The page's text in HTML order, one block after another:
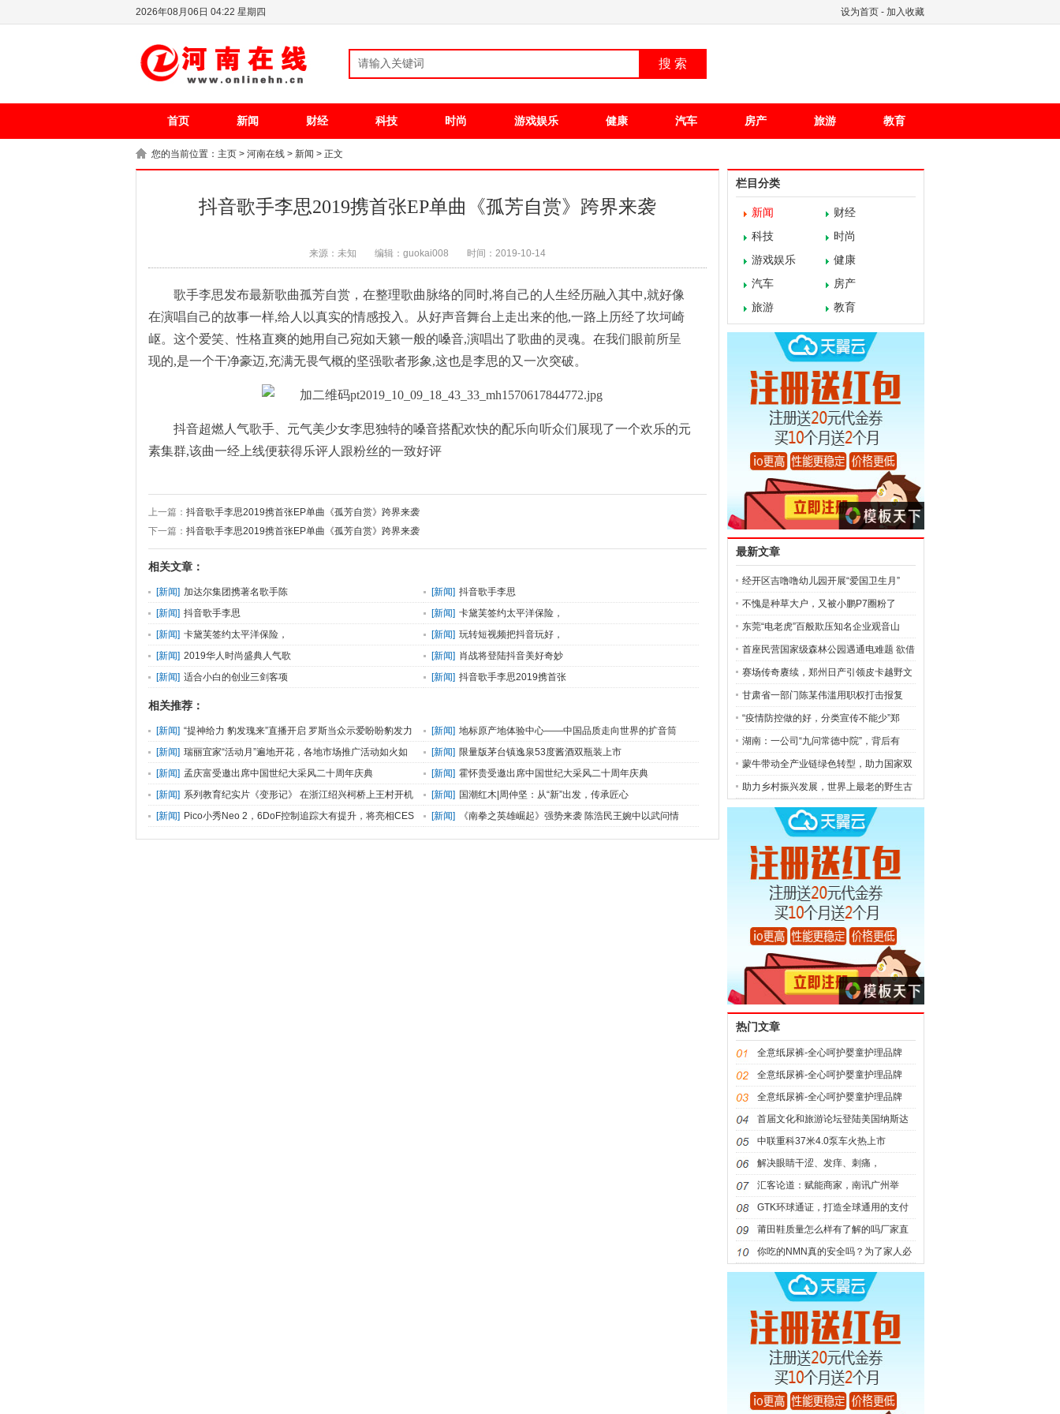
设为首页 - 加入收藏
2026年08月06日 04:22 星期四
搜 索
首页 新闻 财经 科技 时尚 游戏娱乐 健康 汽车 房产 旅游 教育
您的当前位置： 主页 > 河南在线 > 新闻 > 正文
抖音歌手李思2019携首张EP单曲《孤芳自赏》跨界来袭
来源：未知 编辑：guokai008 时间：2019-10-14
歌手李思发布最新歌曲孤芳自赏，在整理歌曲脉络的同时,将自己的人生经历融入其中,就好像
在演唱自己的故事一样,给人以真实的情感投入。从好声音舞台上走出来的他,一路上历经了坎坷崎
岖。这个爱笑、性格直爽的她用自己宛如天籁一般的嗓音,演唱出了歌曲的灵魂。在我们眼前所呈
现的,是一个干净豪迈,充满无畏气概的坚强歌者形象,这也是李思的又一次突破。
抖音超燃人气歌手、元气美少女李思独特的嗓音搭配欢快的配乐向听众们展现了一个欢乐的元
素集群,该曲一经上线便获得乐评人跟粉丝的一致好评
上一篇： 抖音歌手李思2019携首张EP单曲《孤芳自赏》跨界来袭
下一篇： 抖音歌手李思2019携首张EP单曲《孤芳自赏》跨界来袭
相关文章：
[新闻] 加达尔集团携著名歌手陈 [新闻] 抖音歌手李思
[新闻] 抖音歌手李思 [新闻] 卡黛芙签约太平洋保险，
[新闻] 卡黛芙签约太平洋保险， [新闻] 玩转短视频把抖音玩好，
[新闻] 2019华人时尚盛典人气歌 [新闻] 肖战将登陆抖音美好奇妙
[新闻] 适合小白的创业三剑客项 [新闻] 抖音歌手李思2019携首张
相关推荐：
[新闻] “提神给力 豹发瑰来”直播开启 罗斯当众示爱盼盼豹发力 [新闻] 地标原产地体验中心——中国品质走向世界的扩音筒
[新闻] 瑞丽宜家“活动月”遍地开花，各地市场推广活动如火如
荼！
[新闻] 限量版茅台镇逸泉53度酱酒双瓶装上市
[新闻] 孟庆富受邀出席中国世纪大采风二十周年庆典 [新闻] 霍怀贵受邀出席中国世纪大采风二十周年庆典
[新闻] 系列教育纪实片《变形记》 在浙江绍兴柯桥上王村开机 [新闻] 国潮红木|周仲坚：从“新”出发，传承匠心
[新闻] Pico小秀Neo 2，6DoF控制追踪大有提升，将亮相CES [新闻] 《南拳之英雄崛起》强势来袭 陈浩民王婉中以武问情
栏目分类
新闻
财经
科技
时尚
游戏娱乐
健康
汽车
房产
旅游
教育
最新文章
经开区吉噜噜幼儿园开展“爱国卫生月”
不愧是种草大户，又被小鹏P7圈粉了
东莞“电老虎”百般欺压知名企业观音山
首座民营国家级森林公园遇通电难题 欲借
赛场传奇赓续，郑州日产引领皮卡越野文
甘肃省一部门陈某伟滥用职权打击报复
“疫情防控做的好，分类宣传不能少”郑
湖南：一公司“九问常德中院”，背后有
蒙牛带动全产业链绿色转型，助力国家双
助力乡村振兴发展，世界上最老的野生古
热门文章
全意纸尿裤-全心呵护婴童护理品牌
全意纸尿裤-全心呵护婴童护理品牌
全意纸尿裤-全心呵护婴童护理品牌
首届文化和旅游论坛登陆美国纳斯达
克大
中联重科37米4.0泵车火热上市
解决眼睛干涩、发痒、刺痛，
OCuSOFT美国医
汇客论道：赋能商家，南讯广州举
办“新
GTK环球通证，打造全球通用的支付
宝！
莆田鞋质量怎么样有了解的吗厂家直
销特
你吃的NMN真的安全吗？为了家人必
看